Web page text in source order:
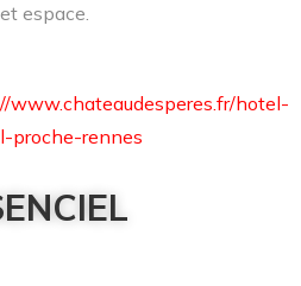
espace.
www.chateaudesperes.fr/hotel-
proche-rennes